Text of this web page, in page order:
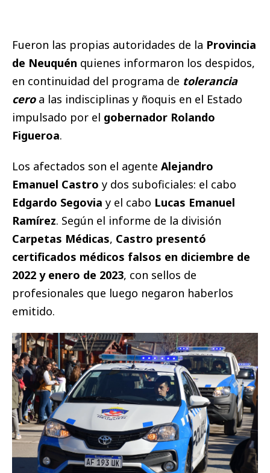
Fueron las propias autoridades de la Provincia
de Neuquén quienes informaron los despidos,
en continuidad del programa de tolerancia
cero a las indisciplinas y ñoquis en el Estado
impulsado por el gobernador Rolando
Figueroa.
Los afectados son el agente Alejandro
Emanuel Castro y dos suboficiales: el cabo
Edgardo Segovia y el cabo Lucas Emanuel
Ramírez. Según el informe de la división
Carpetas Médicas, Castro presentó
certificados médicos falsos en diciembre de
2022 y enero de 2023, con sellos de
profesionales que luego negaron haberlos
emitido.